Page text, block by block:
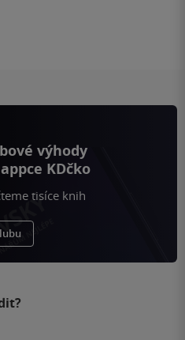
výhody
KDčko
tisíce knih